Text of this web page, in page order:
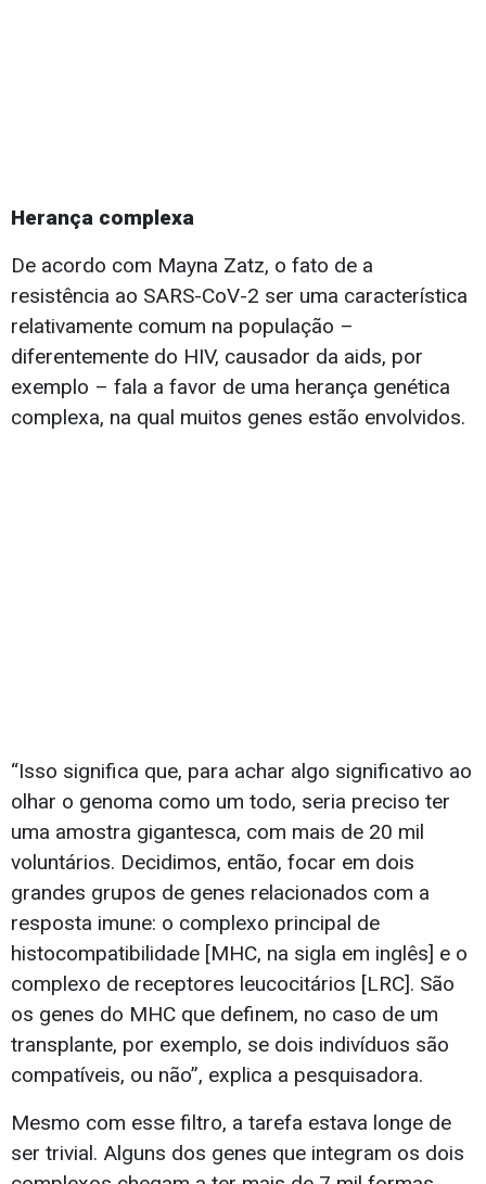
Herança complexa
De acordo com Mayna Zatz, o fato de a
resistência ao SARS-CoV-2 ser uma característica
relativamente comum na população –
diferentemente do HIV, causador da aids, por
exemplo – fala a favor de uma herança genética
complexa, na qual muitos genes estão envolvidos.
“Isso significa que, para achar algo significativo ao
olhar o genoma como um todo, seria preciso ter
uma amostra gigantesca, com mais de 20 mil
voluntários. Decidimos, então, focar em dois
grandes grupos de genes relacionados com a
resposta imune: o complexo principal de
histocompatibilidade [MHC, na sigla em inglês] e o
complexo de receptores leucocitários [LRC]. São
os genes do MHC que definem, no caso de um
transplante, por exemplo, se dois indivíduos são
compatíveis, ou não”, explica a pesquisadora.
Mesmo com esse filtro, a tarefa estava longe de
ser trivial. Alguns dos genes que integram os dois